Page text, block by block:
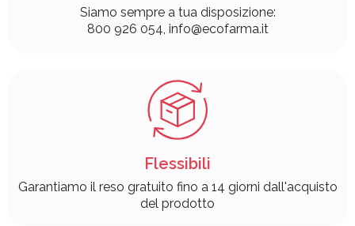
Siamo sempre a tua disposizione:
800 926 054, info@ecofarma.it
Flessibili
Garantiamo il reso gratuito fino a 14 giorni dall'acquisto
del prodotto